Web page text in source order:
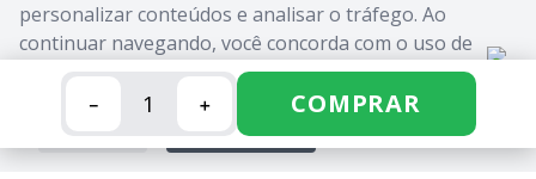
personalizar conteúdos e analisar o tráfego. Ao
continuar navegando, você concorda com o uso de
cookies. Saiba mais em nossaPolítica de Cookies.
ACEITAR
＋
－ COMPRAR